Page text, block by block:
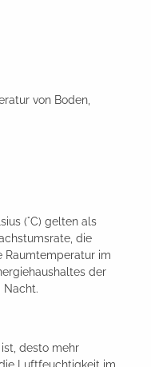
von Boden,
(°C) gelten als
die
Raumtemperatur im
der
Nacht.
desto mehr